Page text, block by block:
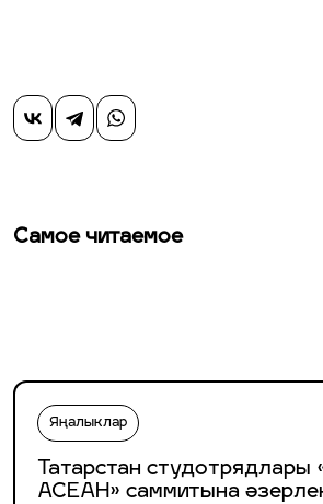
Самое читаемое
Яңалыклар
Татарстан студотрядлары
АСЕАН» саммитына